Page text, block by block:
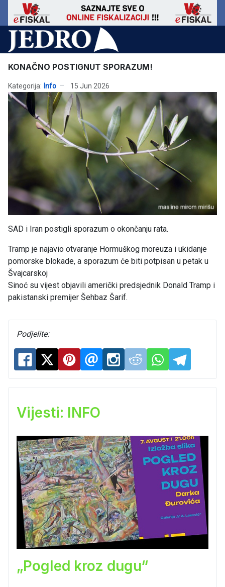
KONAČNO POSTIGNUT SPORAZUM!
Kategorija: Info 15 Jun 2026
SAD i Iran postigli sporazum o okončanju rata.
Tramp je najavio otvaranje Hormuškog moreuza i ukidanje
pomorske blokade, a sporazum će biti potpisan u petak u
Švajcarskoj
Sinoć su vijest objavili američki predsjednik Donald Tramp i
pakistanski premijer Šehbaz Šarif.
Podjelite:
Vijesti: INFO
„Pogled kroz dugu“